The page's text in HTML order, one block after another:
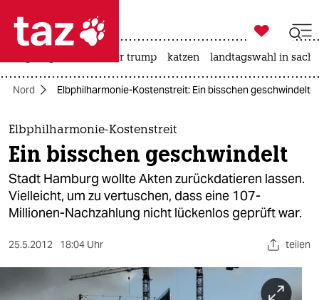
 taz zahl ich
taz zahl ich
themen
politik
öko
sport

taz zahl ich
usa unter trump katzen landtagswahl in
Nord Elbphilharmonie-Kostenstreit: Ein bisschen geschwindelt
Elbphilharmonie-Kostenstreit
Ein bisschen geschwindelt
Stadt Hamburg wollte Akten zurückdatieren lassen.
Vielleicht, um zu vertuschen, dass eine 107-
Millionen-Nachzahlung nicht lückenlos geprüft war.
25.5.2012 18:04 Uhr teilen